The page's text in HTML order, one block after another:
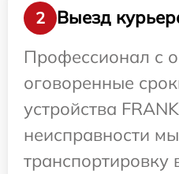
2
Выезд
Профессионал с
оговоренные
устройства
неисправности
транспортировку